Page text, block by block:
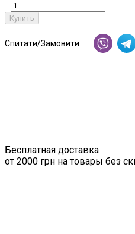
Купить
Спитати/Замовити
Бесплатная доставка
от 2000 грн на товары без